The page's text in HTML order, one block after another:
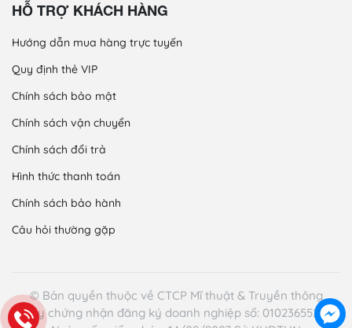
HỖ TRỢ KHÁCH HÀNG
Hướng dẫn mua hàng trực tuyến
Quy định thẻ VIP
Chính sách bảo mật
Chính sách vận chuyển
Chính sách đổi trả
Hình thức thanh toán
Chính sách bảo hành
Câu hỏi thường gặp
© Bản quyền thuộc về CTCP Mĩ thuật & Truyền thông
Giấy chứng nhận đăng ký doanh nghiệp số: 0102365521 -